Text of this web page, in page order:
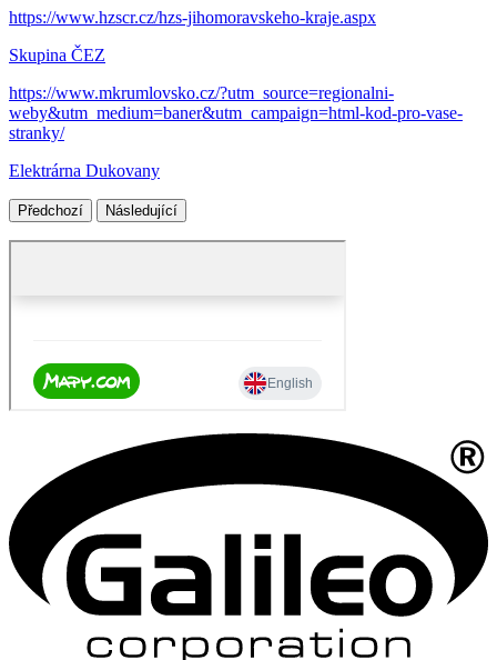
https://www.hzscr.cz/hzs-jihomoravskeho-kraje.aspx
Skupina ČEZ
https://www.mkrumlovsko.cz/?utm_source=regionalni-
weby&utm_medium=baner&utm_campaign=html-kod-pro-vase-
stranky/
Elektrárna Dukovany
Předchozí Následující